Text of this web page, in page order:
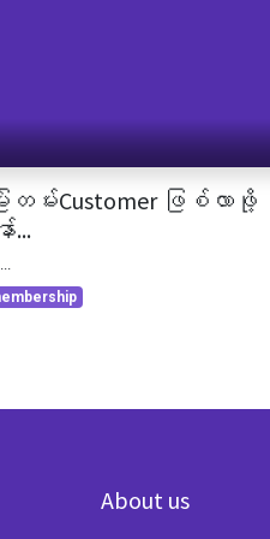
တမ်းCustomer ဖြစ်လာဖို့
...
About us